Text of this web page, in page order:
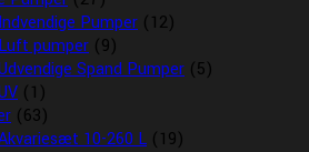
Indvendige Pumper (12)
Luft pumper (9)
Spand Pumper (5)
(1)
(63)
10-260 L (19)